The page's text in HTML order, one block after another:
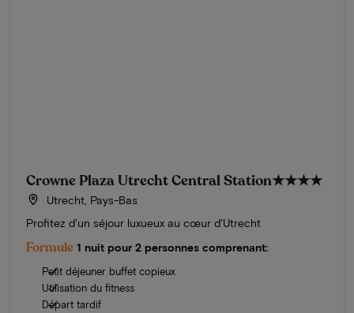
Crowne Plaza Utrecht Central Station★★★★
Utrecht, Pays-Bas
Profitez d'un séjour luxueux au cœur d'Utrecht
Formule 1 nuit pour 2 personnes comprenant:
Petit déjeuner buffet copieux
Utilisation du fitness
Départ tardif